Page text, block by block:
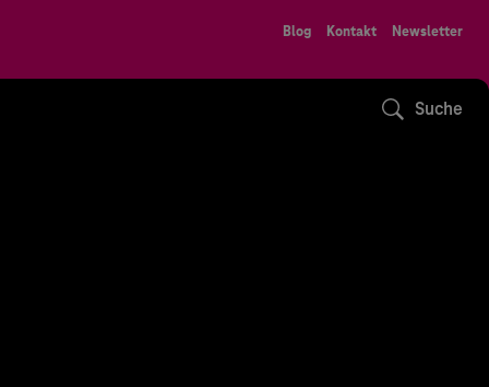
Blog Kontakt Newsletter
Suche